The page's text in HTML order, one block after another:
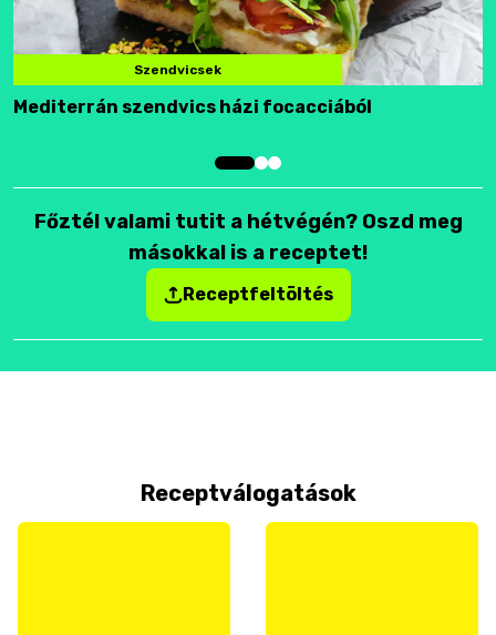
Szendvicsek
Mediterrán szendvics házi focacciából
Főztél valami tutit a hétvégén? Oszd meg
másokkal is a receptet!
Receptfeltöltés
Receptválogatások